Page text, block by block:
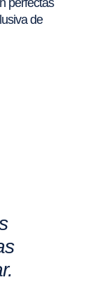
perfectas
de